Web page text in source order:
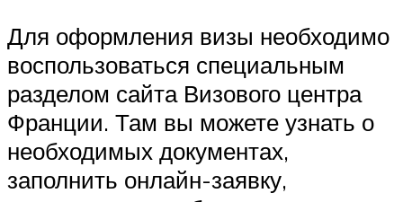
Для оформления визы необходимо
воспользоваться специальным
разделом сайта Визового центра
Франции. Там вы можете узнать о
необходимых документах,
заполнить онлайн-заявку,